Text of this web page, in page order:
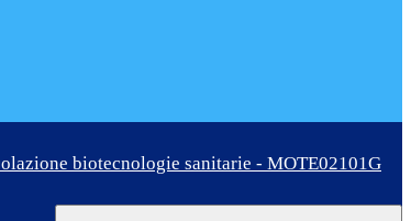
biotecnologie sanitarie - MOTE02101G